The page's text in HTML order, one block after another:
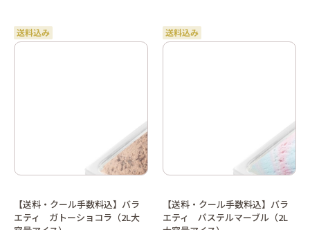
【送料・クール手数料込】バラ
エティ ガトーショコラ（2L大
【送料・クール手数料込】バラ
エティ パステルマーブル（2L